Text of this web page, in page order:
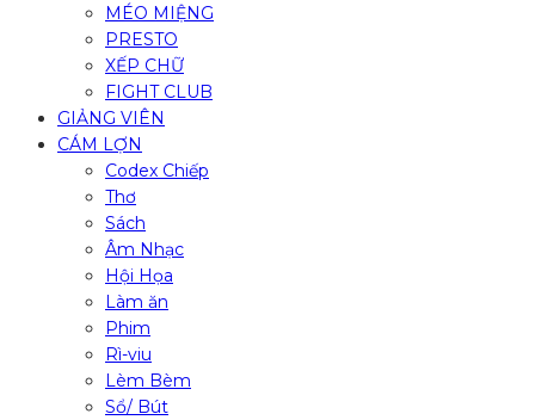
MÉO MIỆNG
PRESTO
XẾP CHỮ
FIGHT CLUB
GIẢNG VIÊN
CÁM LỢN
Codex Chiếp
Thơ
Sách
Âm Nhạc
Hội Họa
Làm ăn
Phim
Rì-viu
Lèm Bèm
Sổ/ Bút